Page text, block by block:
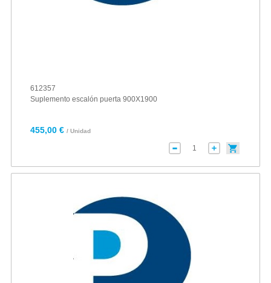
612357
Suplemento escalón puerta 900X1900
455,00 € / Unidad